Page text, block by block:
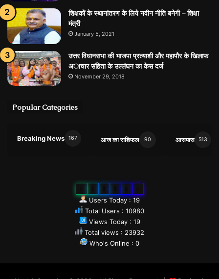
शिक्षकों के स्थानांतरण के लिये नवीन नीति बनेगी – शिक्षा
मंत्री
January 5, 2021
उत्तर विधानसभा की भाजपा प्रत्याशी और महापौर के खिलाफ
अाचार संहिता के उल्लंघन का केस दर्ज
November 29, 2018
Popular Categories
Breaking News 167 आज का राशिफल 90 आसपास 513
Users Today : 19
Total Users : 10980
Views Today : 19
Total views : 23932
Who's Online : 0